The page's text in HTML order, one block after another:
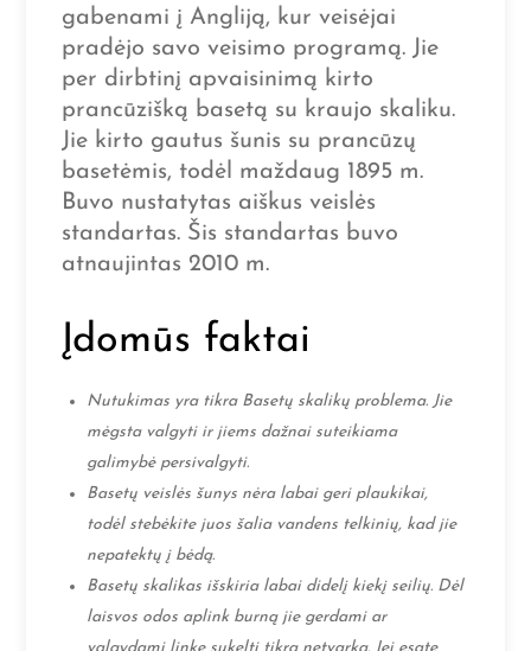
gabenami į Angliją, kur veisėjai
pradėjo savo veisimo programą. Jie
per dirbtinį apvaisinimą kirto
prancūzišką basetą su kraujo skaliku.
Jie kirto gautus šunis su prancūzų
basetėmis, todėl maždaug 1895 m.
Buvo nustatytas aiškus veislės
standartas. Šis standartas buvo
atnaujintas 2010 m.
Įdomūs faktai
Nutukimas yra tikra Basetų skalikų problema. Jie
mėgsta valgyti ir jiems dažnai suteikiama
galimybė persivalgyti.
Basetų veislės šunys nėra labai geri plaukikai,
todėl stebėkite juos šalia vandens telkinių, kad jie
nepatektų į bėdą.
Basetų skalikas išskiria labai didelį kiekį seilių. Dėl
laisvos odos aplink burną jie gerdami ar